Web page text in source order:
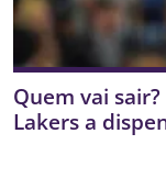
Quem vai
Lakers a